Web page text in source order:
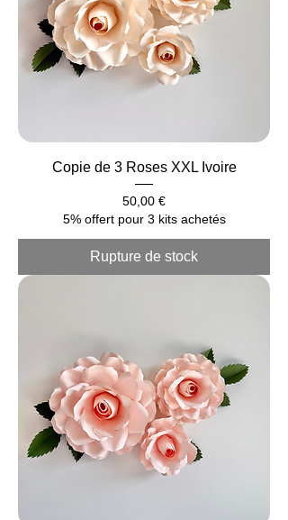
Copie de 3 Roses XXL Ivoire
Prix
50,00 €
5% offert pour 3 kits achetés
Rupture de stock